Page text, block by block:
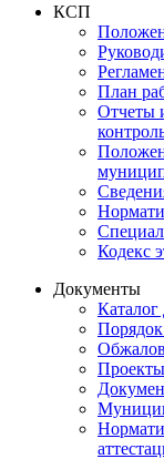
КСП
План
Отчеты
Кодекс
Документы
Каталог